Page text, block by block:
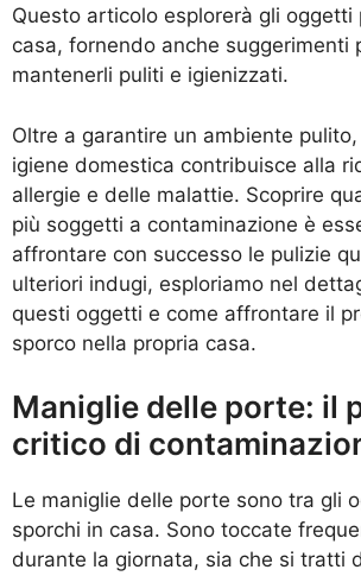
Questo articolo esplorerà gli oggetti
casa, fornendo anche suggerimenti
mantenerli puliti e igienizzati.
Oltre a garantire un ambiente
igiene domestica contribuisce alla
allergie e delle malattie. Scoprire
più soggetti a contaminazione è
affrontare con successo le pulizie
ulteriori indugi, esploriamo nel
questi oggetti e come affrontare il
sporco nella propria casa.
Maniglie delle porte: il
critico di
Le maniglie delle porte sono tra gli
sporchi in casa. Sono toccate
durante la giornata, sia che si tratti